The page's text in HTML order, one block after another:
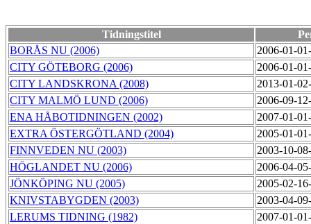
Tidningstitel
BORÅS NU (2006)
2006-01-
CITY GÖTEBORG (2006)
2006-01-
CITY LANDSKRONA (2008)
2013-01-
CITY MALMÖ LUND (2006)
2006-09-
ENA HÅBOTIDNINGEN (2002)
2007-01-
EXTRA ÖSTERGÖTLAND (2004)
2005-01-
FINNVEDEN NU (2003)
2003-10-
HÖGLANDET NU (2006)
2006-04-
JÖNKÖPING NU (2005)
2005-02-
KNIVSTABYGDEN (2003)
2003-04-
LERUMS TIDNING (1982)
2007-01-